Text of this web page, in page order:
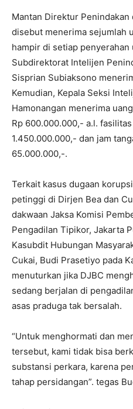
Mantan Direktur Penindakan
disebut menerima sejumlah
hampir di setiap penyerahan
Subdirektorat Intelijen
Sisprian Subiaksono
Kemudian, Kepala Seksi
Hamonangan menerima
Rp 600.000.000,- a.l.
1.450.000.000,- dan jam
65.000.000,-.
Terkait kasus dugaan
petinggi di Dirjen Bea dan
dakwaan Jaksa Komisi
Pengadilan Tipikor, Jakarta
Kasubdit Hubungan
Cukai, Budi Prasetiyo pada
menuturkan jika DJBC
sedang berjalan di
asas praduga tak bersalah.
“Untuk menghormati dan
tersebut, kami tidak bisa
substansi perkara, karena
tahap persidangan”. tegas